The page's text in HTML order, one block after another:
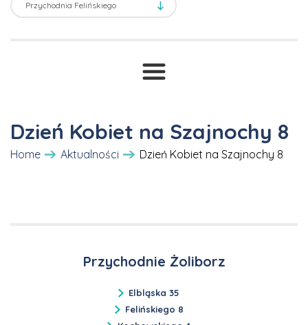
Transport sanitarny
Dzień Kobiet na Szajnochy 8
Home Aktualności Dzień Kobiet na Szajnochy 8
Przychodnie Żoliborz
Elbląska 35
Felińskiego 8